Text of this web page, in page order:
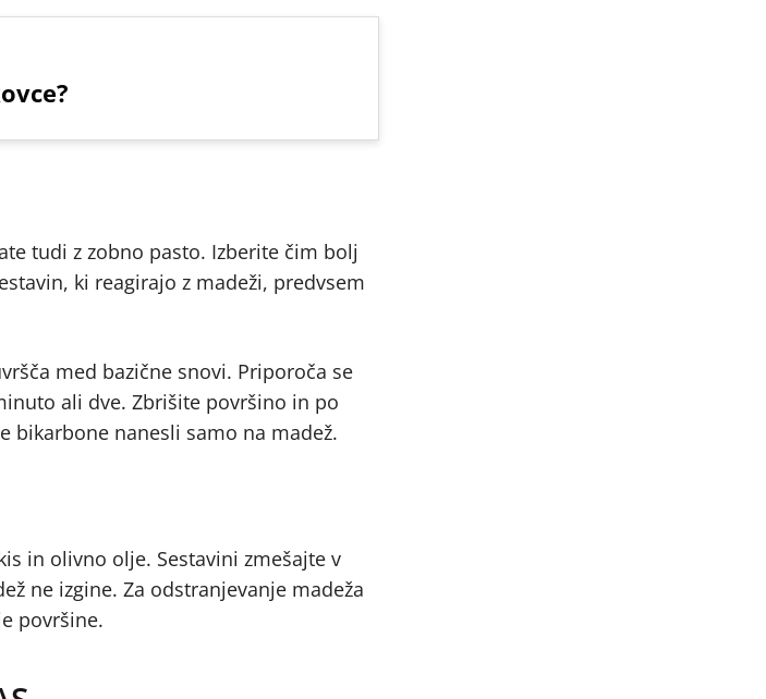
tudi z zobno pasto. Izberite čim bolj
ki reagirajo z madeži, predvsem
med bazične snovi. Priporoča se
ali dve. Zbrišite površino in po
bikarbone nanesli samo na madež.
in olivno olje. Sestavini zmešajte v
ne izgine. Za odstranjevanje madeža
površine.